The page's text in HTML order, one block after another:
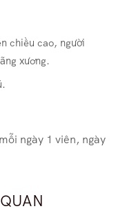
chiều cao, người
xương.
ngày 1 viên, ngày